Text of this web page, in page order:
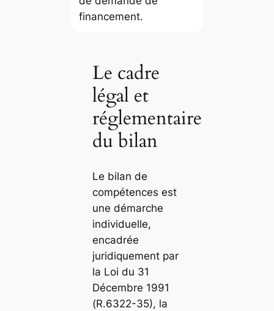
financement.
Le cadre
légal et
réglementaire
du bilan
Le bilan de
compétences est
une démarche
individuelle,
encadrée
juridiquement par
la Loi du 31
Décembre 1991
(R.6322-35), la